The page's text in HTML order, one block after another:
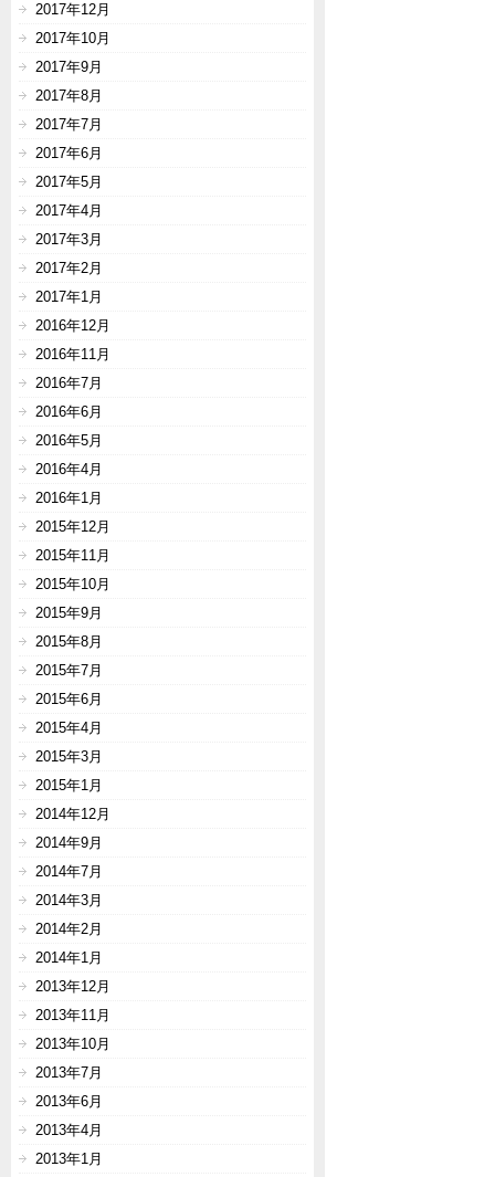
2017年12月
2017年10月
2017年9月
2017年8月
2017年7月
2017年6月
2017年5月
2017年4月
2017年3月
2017年2月
2017年1月
2016年12月
2016年11月
2016年7月
2016年6月
2016年5月
2016年4月
2016年1月
2015年12月
2015年11月
2015年10月
2015年9月
2015年8月
2015年7月
2015年6月
2015年4月
2015年3月
2015年1月
2014年12月
2014年9月
2014年7月
2014年3月
2014年2月
2014年1月
2013年12月
2013年11月
2013年10月
2013年7月
2013年6月
2013年4月
2013年1月